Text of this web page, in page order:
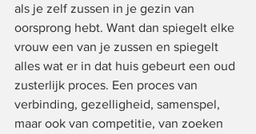
als je zelf zussen in je gezin van
oorsprong hebt. Want dan spiegelt elke
vrouw een van je zussen en spiegelt
alles wat er in dat huis gebeurt een oud
zusterlijk proces. Een proces van
verbinding, gezelligheid, samenspel,
maar ook van competitie, van zoeken